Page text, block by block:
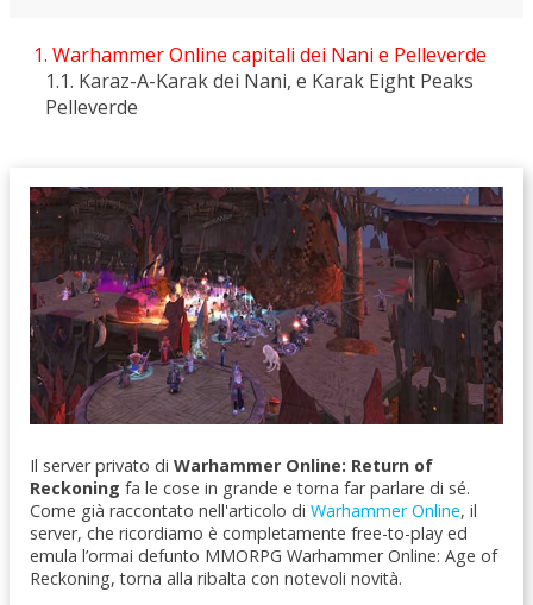
Warhammer Online capitali dei Nani e Pelleverde
Karaz-A-Karak dei Nani, e Karak Eight Peaks
Pelleverde
Il server privato di Warhammer Online: Return of
Reckoning fa le cose in grande e torna far parlare di sé.
Come già raccontato nell'articolo di Warhammer Online, il
server, che ricordiamo è completamente free-to-play ed
emula l’ormai defunto MMORPG Warhammer Online: Age of
Reckoning, torna alla ribalta con notevoli novità.